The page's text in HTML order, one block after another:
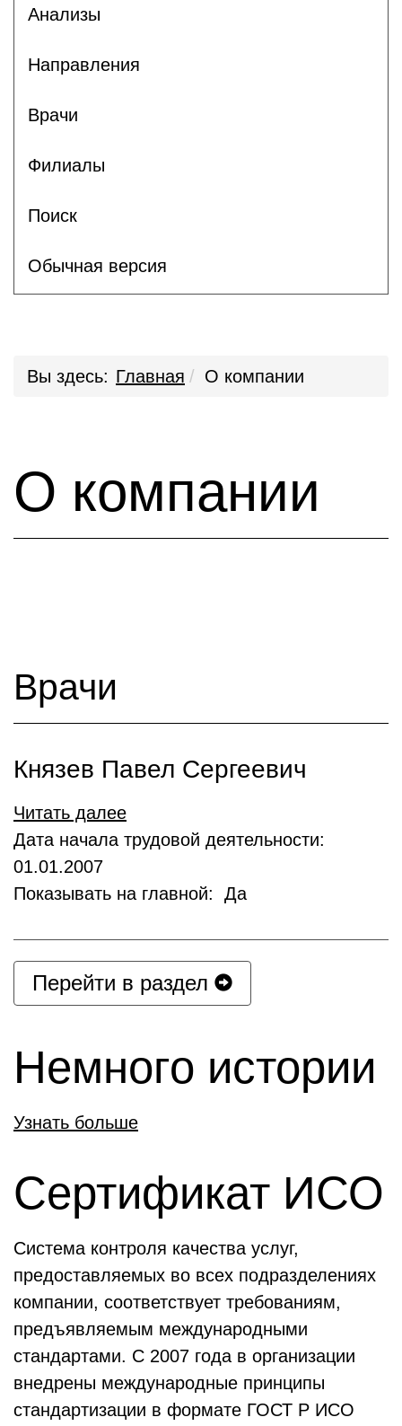
Анализы
Направления
Врачи
Филиалы
Поиск
Обычная версия
Вы здесь: Главная О компании
О компании
Врачи
Князев Павел Сергеевич
Читать далее
Дата начала трудовой деятельности:
01.01.2007
Показывать на главной: Да
Перейти в раздел
Немного истории
Узнать больше
Сертификат ИСО
Система контроля качества услуг,
предоставляемых во всех подразделениях
компании, соответствует требованиям,
предъявляемым международными
стандартами. С 2007 года в организации
внедрены международные принципы
стандартизации в формате ГОСТ Р ИСО